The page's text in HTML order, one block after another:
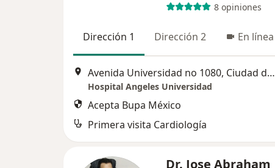
8 opiniones
Dirección 1 Dirección 2 En línea
Avenida Universidad no 1080, Ciudad de México
Hospital Angeles Universidad
Acepta Bupa México
Primera visita Cardiología
Dr. Jose Abraham